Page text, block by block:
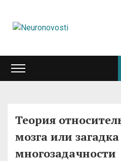
Теория
мозга или загадка
многозадачности